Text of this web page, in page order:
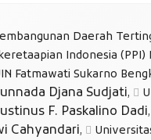
Daerah
Indonesia (PPI)
Fatmawati Sukarno
Djana Sudjati,
F. Paskalino Dadi,
Cahyandari,